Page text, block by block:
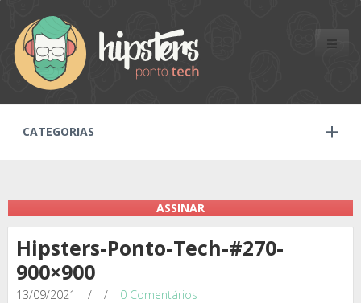
Toggle
CATEGORIAS
ASSINAR
Hipsters-Ponto-Tech-#270-
900×900
13/09/2021 / / 0 Comentários